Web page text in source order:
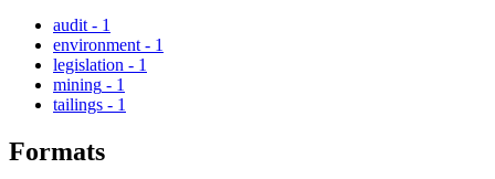
audit - 1
environment - 1
legislation - 1
mining - 1
tailings - 1
Formats